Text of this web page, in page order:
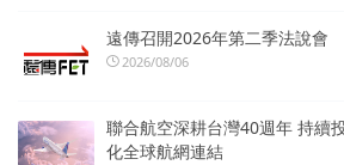
遠傳召開2026年第二季法說會
2026/08/06
聯合航空深耕台灣40週年 持續
化全球航網連結